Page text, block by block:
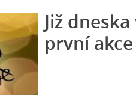
Již
první akce